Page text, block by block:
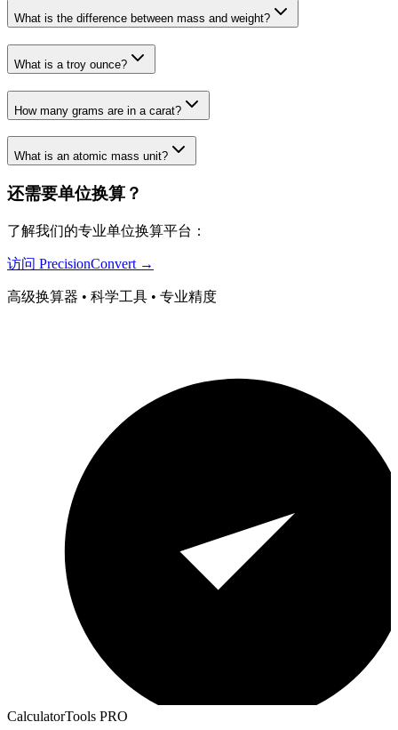
What is the difference between mass and weight?
What is a troy ounce?
How many grams are in a carat?
What is an atomic mass unit?
还需要单位换算？
了解我们的专业单位换算平台：
访问 PrecisionConvert →
高级换算器 • 科学工具 • 专业精度
CalculatorTools PRO